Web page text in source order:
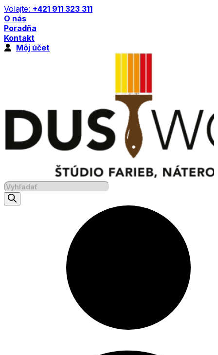
Preskočiť
na
obsah
Volajte: +421 911 323 311
O nás
Poradňa
Kontakt
Môj účet
Products
search